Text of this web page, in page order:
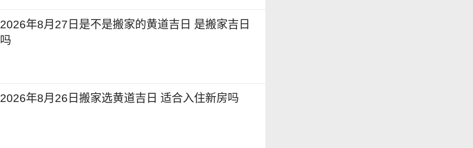
2026年8月27日是不是搬家的黄道吉日 是搬家吉日
吗
2026年8月26日搬家选黄道吉日 适合入住新房吗